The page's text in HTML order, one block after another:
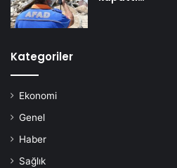
Kategoriler
Ekonomi
Genel
Haber
Sağlık